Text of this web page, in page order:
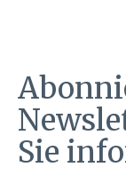
Sie